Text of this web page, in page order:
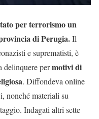
per terrorismo un
di Perugia.Il
e suprematisti, è
delinquere permotivi di
. Diffondeva online
nonché materiali su
Indagati altri sette